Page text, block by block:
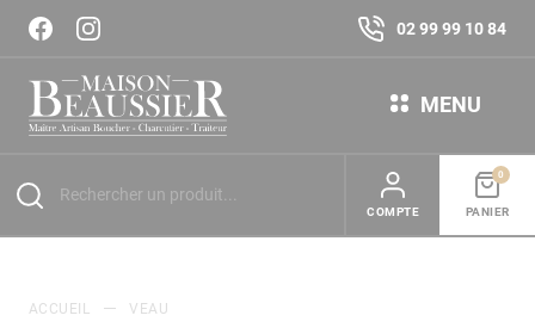
02 99 99 10 84
MENU
COMPTE PANIER
0
ACCUEIL VEAU